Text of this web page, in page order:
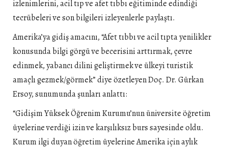
izlenimlerini, acil tıp ve afet tıbbı eğitiminde edindiği
tecrübeleri ve son bilgileri izleyenlerle paylaştı.
Amerika’ya gidiş amacını, “Afet tıbbı ve acil tıpta yenilikler
konusunda bilgi görgü ve becerisini arttırmak, çevre
edinmek, yabancı dilini geliştirmek ve ülkeyi turistik
amaçlı gezmek/görmek” diye özetleyen Doç. Dr. Gürkan
Ersoy, sunumunda şunları anlattı:
“Gidişim Yüksek Öğrenim Kurumu’nun üniversite öğretim
üyelerine verdiği izin ve karşılıksız burs sayesinde oldu.
Kurum ilgi duyan öğretim üyelerine Amerika için aylık